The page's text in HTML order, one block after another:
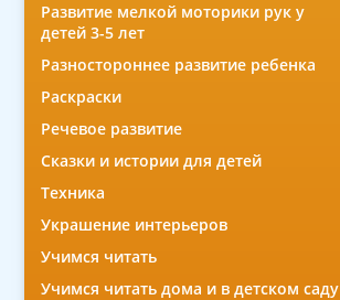
Развитие мелкой моторики рук у
детей 3-5 лет
Разностороннее развитие ребенка
Раскраски
Речевое развитие
Сказки и истории для детей
Техника
Украшение интерьеров
Учимся читать
Учимся читать дома и в детском саду